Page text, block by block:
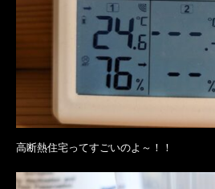
高断熱住宅ってすごいのよ～！！